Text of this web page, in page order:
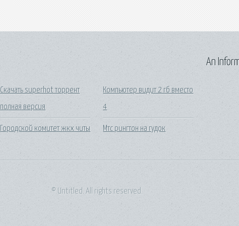
Скачать superhot торрент
полная версия
Городской комитет жкх читы
Компьютер видит 2 гб вместо
4
Мтс рингтон на гудок
An
© Untitled. All rights reserved.